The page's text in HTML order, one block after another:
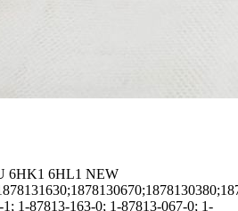
6HK1 6HL1 NEW
1-87813-163-0; 1-87813-067-0; 1-